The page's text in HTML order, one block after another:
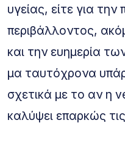
υγείας, είτε για
περιβάλλοντος,
και την ευημερία
μα ταυτόχρονα
σχετικά με το αν η
καλύψει επαρκώς